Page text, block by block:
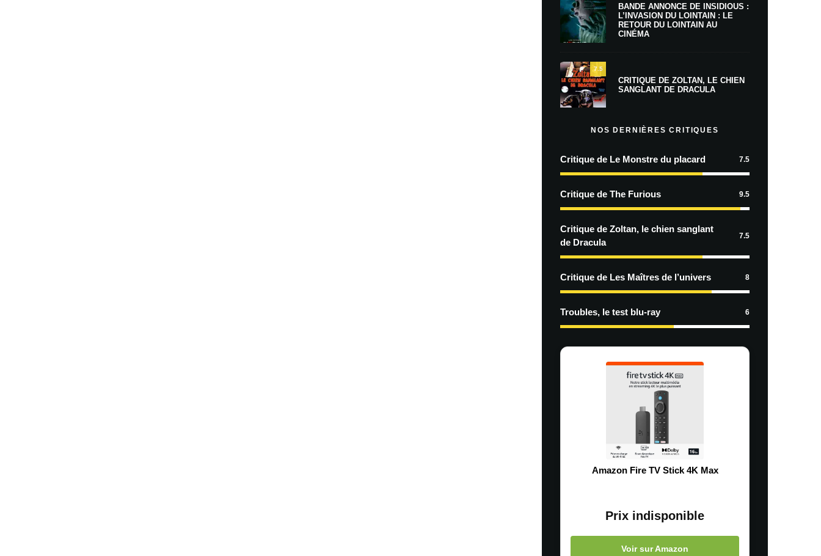
BANDE ANNONCE DE INSIDIOUS :
L’INVASION DU LOINTAIN : LE
RETOUR DU LOINTAIN AU
CINÉMA
7.5
CRITIQUE DE ZOLTAN, LE CHIEN
SANGLANT DE DRACULA
NOS DERNIÈRES CRITIQUES
Critique de Le Monstre du placard 7.5
Critique de The Furious 9.5
Critique de Zoltan, le chien sanglant
de Dracula
7.5
Critique de Les Maîtres de l’univers 8
Troubles, le test blu-ray 6
Amazon Fire TV Stick 4K Max
Prix indisponible
Voir sur Amazon